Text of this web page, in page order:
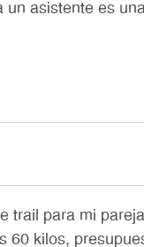
asistente es
trail para mi
60 kilos,